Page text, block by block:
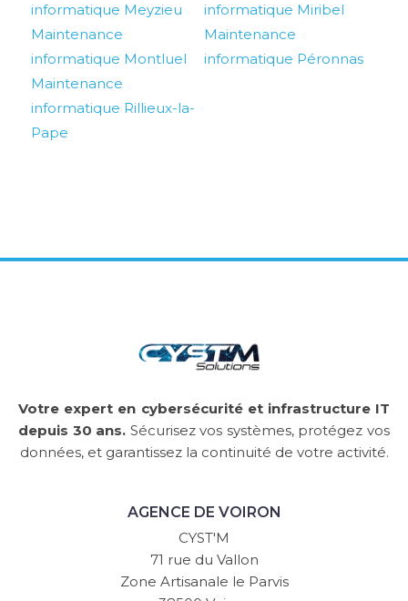
informatique Meyzieu
informatique Miribel
Maintenance
informatique Montluel
Maintenance
informatique Péronnas
Maintenance
informatique Rillieux-la-
Pape
Votre expert en cybersécurité et infrastructure IT
depuis 30 ans. Sécurisez vos systèmes, protégez vos
données, et garantissez la continuité de votre activité.
AGENCE DE VOIRON
CYST'M
71 rue du Vallon
Zone Artisanale le Parvis